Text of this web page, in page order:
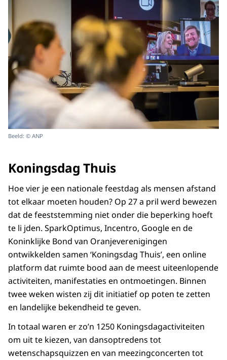
Beeld: © ANP
Koningsdag Thuis
Hoe vier je een nationale feestdag als mensen afstand
tot elkaar moeten houden? Op 27 a pril werd bewezen
dat de feeststemming niet onder die beperking hoeft
te li jden. SparkOptimus, Incentro, Google en de
Koninklijke Bond van Oranjeverenigingen
ontwikkelden samen ‘Koningsdag Thuis’, een online
platform dat ruimte bood aan de meest uiteenlopende
activiteiten, manifestaties en ontmoetingen. Binnen
twee weken wisten zij dit initiatief op poten te zetten
en landelijke bekendheid te geven.
In totaal waren er zo’n 1250 Koningsdagactiviteiten
om uit te kiezen, van dansoptredens tot
wetenschapsquizzen en van meezingconcerten tot